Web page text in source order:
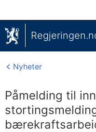
Nyheter
Påmelding til